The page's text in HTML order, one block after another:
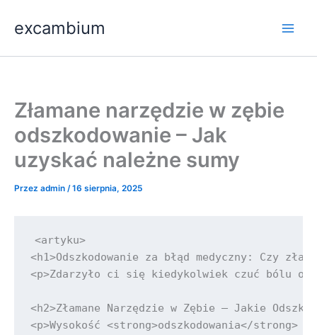
excambium
Złamane narzędzie w zębie
odszkodowanie – Jak
uzyskać należne sumy
Przez admin /16 sierpnia, 2025
<artyku>
<h1>Odszkodowanie za błąd medyczny: Czy
<p>Zdarzyło ci się kiedykolwiek czuć bólu od
<h2>Złamane Narzędzie w Zębie – Jakie
<p>Wysokość <strong>odszkodowania</